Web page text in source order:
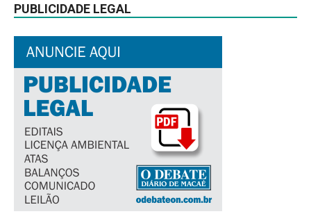
PUBLICIDADE LEGAL